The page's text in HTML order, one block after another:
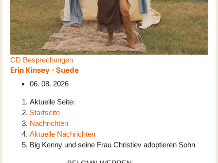
CD Besprechungen
Erin Kinsey - Suede
06. 08. 2026
Aktuelle Seite:
Startseite
Nachrichten
Aktuelle Nachrichten
Big Kenny und seine Frau Christiev adoptieren Sohn